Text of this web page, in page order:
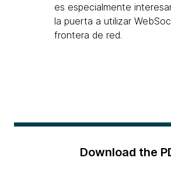
es especialmente
la puerta a utilizar
frontera de red.
Download the